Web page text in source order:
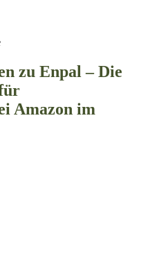
zu Enpal – Die
Amazon im